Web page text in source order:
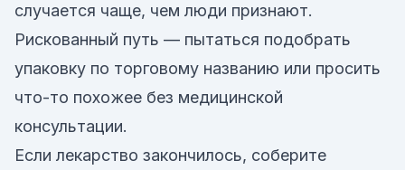
случается чаще, чем люди признают.
Рискованный путь — пытаться подобрать
упаковку по торговому названию или просить
что-то похожее без медицинской
консультации.
Если лекарство закончилось, соберите